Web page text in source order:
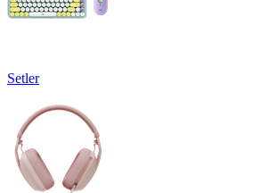
Setler